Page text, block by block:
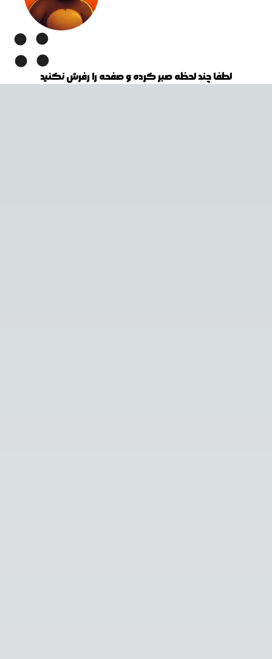
لطفا چند لحظه صبر کرده و صفحه را رفرش نکنید